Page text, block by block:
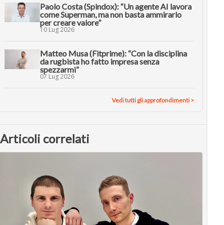
Paolo Costa (Spindox): “Un agente AI lavora
come Superman, ma non basta ammirarlo
per creare valore”
10 Lug 2026
Matteo Musa (Fitprime): “Con la disciplina
da rugbista ho fatto impresa senza
spezzarmi”
07 Lug 2026
Vedi tutti gli approfondimenti >
Articoli correlati